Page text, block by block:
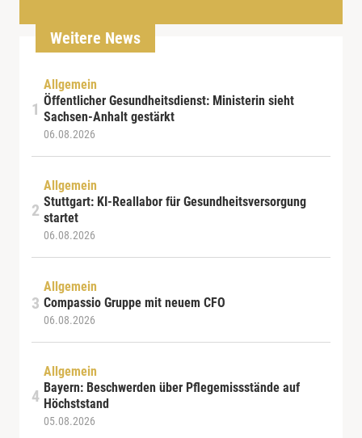
Weitere News
Allgemein
Öffentlicher Gesundheitsdienst: Ministerin sieht
Sachsen-Anhalt gestärkt
06.08.2026
Allgemein
Stuttgart: KI-Reallabor für Gesundheitsversorgung
startet
06.08.2026
Allgemein
Compassio Gruppe mit neuem CFO
06.08.2026
Allgemein
Bayern: Beschwerden über Pflegemissstände auf
Höchststand
05.08.2026